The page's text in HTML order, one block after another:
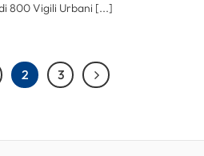
di 800 Vigili Urbani [...]
2 3